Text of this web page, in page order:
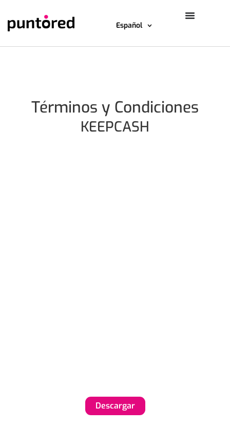
Español
Términos y Condiciones
KEEPCASH
Descargar